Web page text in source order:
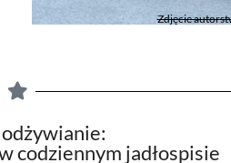
Zdjęcie
codziennym jadłospisie